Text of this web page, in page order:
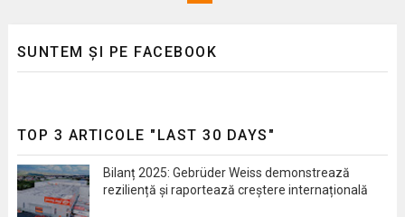
SUNTEM ȘI PE FACEBOOK
TOP 3 ARTICOLE "LAST 30 DAYS"
Bilanț 2025: Gebrüder Weiss demonstrează
reziliență și raportează creștere internațională